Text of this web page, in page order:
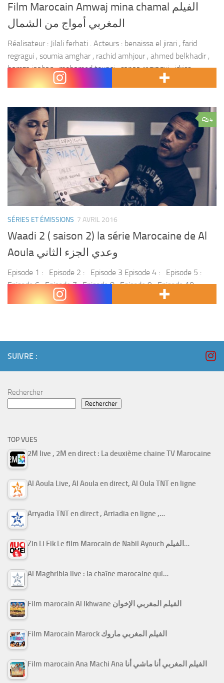
Film Marocain Amwaj mina chamal الفيلم
المغربي أمواج من الشمال
Réalisateur : Jilali ferhati . Acteurs : benaissa el jirari , farid
regragui , soumia amghar , rachid amhjour , ahmed belkhadir ,
hamza jaabaq , mohamed tounsi , sanaa regragui , idriss
4
SÉRIES ET ÉMISSIONS 7 AVRIL 2016
Waadi 2 ( saison 2) la série Marocaine de Al
Aoula وعدي الجزء الثاني
Episode 1 : Episode 2 : Episode 3 Episode 4 : Episode 5 :
Episode 6 : Episode 7 : Episode 8 : Episode 9 : Episode 10 :
Episode 11...
SUIVRE :
Rechercher
Rechercher
TOP VUES
2M live , 2M en direct : La deuxième chaine TV Marocaine
Al Aoula Live, Al Aoula en direct, Al Oula TNT en ligne
Arryadia TNT en direct , Arriadia en ligne ,…
Zin Li Fik Le film Marocain de Nabil Ayouch الفيلم…
Al Maghribia live : la chaîne marocaine qui…
Film marocain Al Ikhwane الفيلم المغربي الإخوان
Film Marocain Marock الفيلم المغربي ماروك
Film marocain Ana Machi Ana الفيلم المغربي أنا ماشي أنا